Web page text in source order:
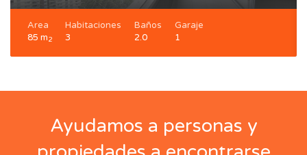
Area
85 m2
Habitaciones
3
Baños
2.0
Garaje
1
Ayudamos a personas y